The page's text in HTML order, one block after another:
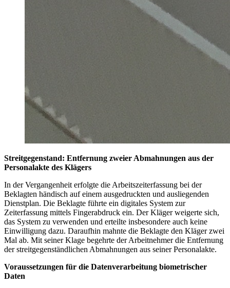
Streitgegenstand: Entfernung zweier Abmahnungen aus der
Personalakte des Klägers
In der Vergangenheit erfolgte die Arbeitszeiterfassung bei der
Beklagten händisch auf einem ausgedruckten und ausliegenden
Dienstplan. Die Beklagte führte ein digitales System zur
Zeiterfassung mittels Fingerabdruck ein. Der Kläger weigerte sich,
das System zu verwenden und erteilte insbesondere auch keine
Einwilligung dazu. Daraufhin mahnte die Beklagte den Kläger zwei
Mal ab. Mit seiner Klage begehrte der Arbeitnehmer die Entfernung
der streitgegenständlichen Abmahnungen aus seiner Personalakte.
Voraussetzungen für die Datenverarbeitung biometrischer
Daten